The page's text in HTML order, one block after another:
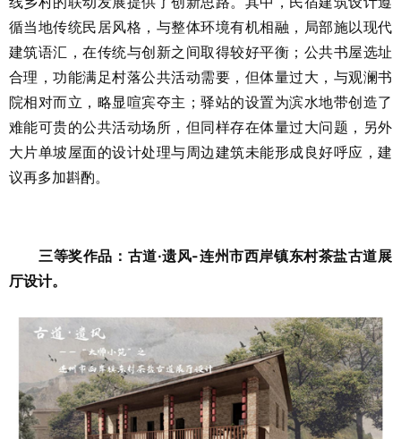
循当地传统民居风格，与整体环境有机相融，局部施以现代
建筑语汇，在传统与创新之间取得较好平衡；公共书屋选址
合理，功能满足村落公共活动需要，但体量过大，与观澜书
院相对而立，略显喧宾夺主；驿站的设置为滨水地带创造了
难能可贵的公共活动场所，但同样存在体量过大问题，另外
大片单坡屋面的设计处理与周边建筑未能形成良好呼应，建
议再多加斟酌。
三等奖作品：古道·遗风-连州市西岸镇东村茶盐古道展
厅设计。